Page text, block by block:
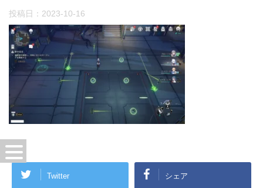
投稿日： 2023-10-16
Twitter シェア